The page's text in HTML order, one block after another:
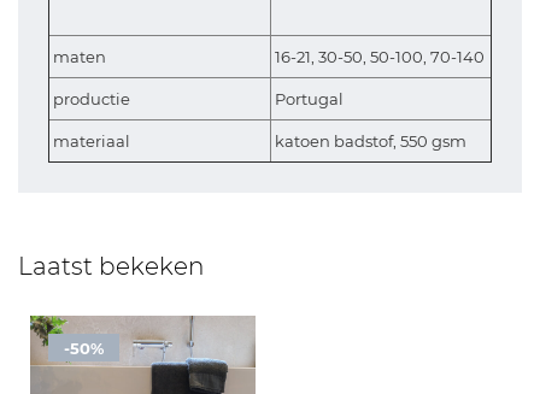
maten 16-21, 30-50, 50-100, 70-140
productie Portugal
materiaal katoen badstof, 550 gsm
Laatst bekeken
-50%